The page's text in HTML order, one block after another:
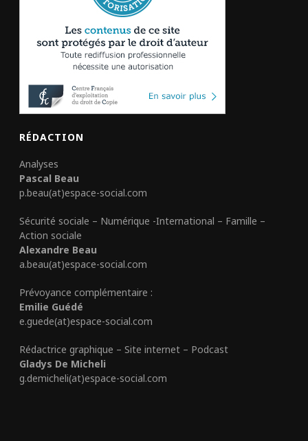
RÉDACTION
Analyses
Pascal Beau
p.beau(at)espace-social.com
Sécurité sociale – Numérique -International – Famille –
Action sociale
Alexandre Beau
a.beau(at)espace-social.com
Prévoyance complémentaire :
Emilie Guédé
e.guede(at)espace-social.com
Rédactrice graphique – Site internet – Podcast
Gladys De Micheli
g.demicheli(at)espace-social.com